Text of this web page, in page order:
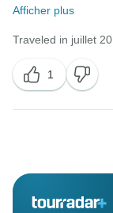
Afficher plus
Traveled in juillet
1